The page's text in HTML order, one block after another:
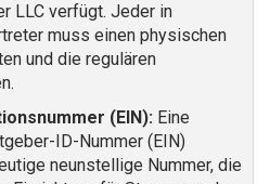
LLC verfügt. Jeder in
muss einen physischen
und die regulären
(EIN): Eine
ID-Nummer (EIN)
neunstellige Nummer, die